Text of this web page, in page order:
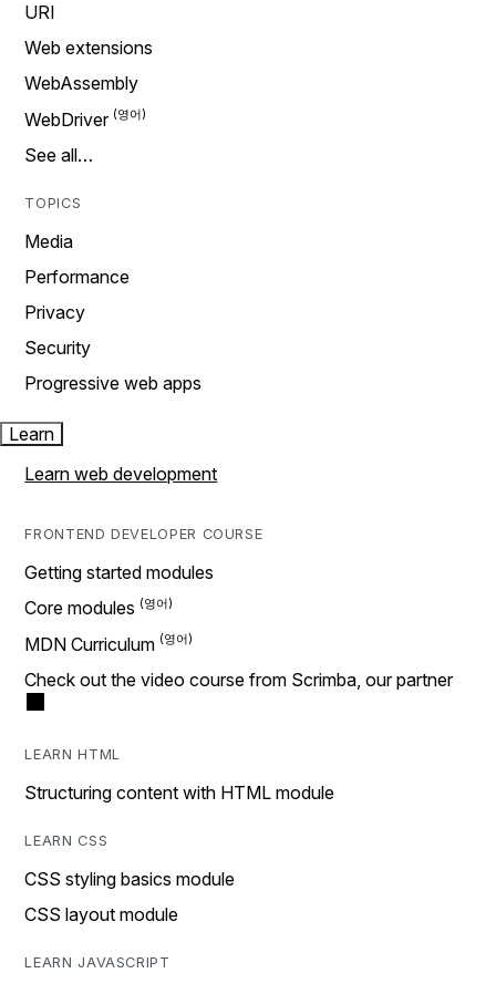
URI
Web extensions
WebAssembly
WebDriver
See all…
TOPICS
Media
Performance
Privacy
Security
Progressive web apps
Learn
Learn web development
FRONTEND DEVELOPER COURSE
Getting started modules
Core modules
MDN Curriculum
Check out the video course from Scrimba, our partner
LEARN HTML
Structuring content with HTML module
LEARN CSS
CSS styling basics module
CSS layout module
LEARN JAVASCRIPT